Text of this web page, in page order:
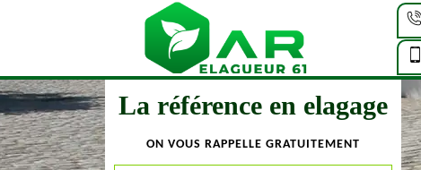
La référence en elagage
ON VOUS RAPPELLE GRATUITEMENT